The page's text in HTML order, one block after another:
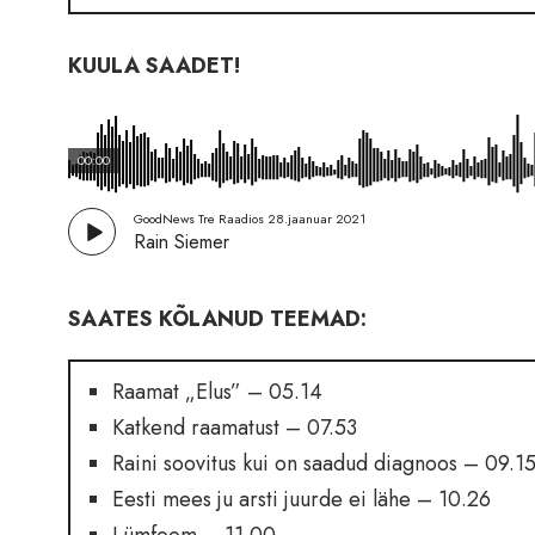
KUULA SAADET!
00:00
GoodNews Tre Raadios 28.jaanuar 2021
Rain Siemer
SAATES KÕLANUD TEEMAD:
Raamat „Elus” – 05.14
Katkend raamatust – 07.53
Raini soovitus kui on saadud diagnoos – 09.15
Eesti mees ju arsti juurde ei lähe – 10.26